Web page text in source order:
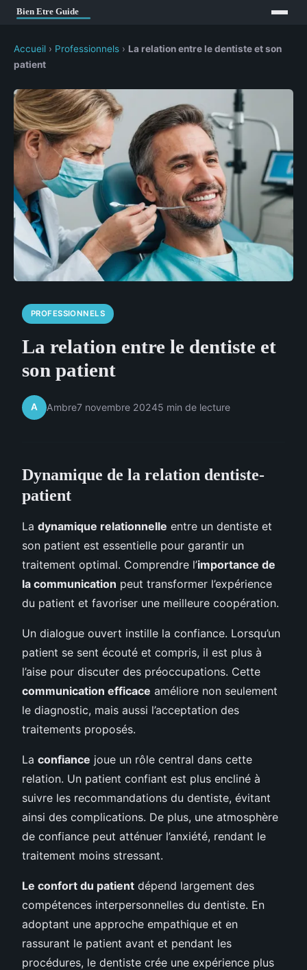
Accueil › Professionnels › La relation entre le dentiste et son
patient
PROFESSIONNELS
La relation entre le dentiste et
son patient
A Ambre7 novembre 20245 min de lecture
Dynamique de la relation dentiste-
patient
La dynamique relationnelle entre un dentiste et
son patient est essentielle pour garantir un
traitement optimal. Comprendre l’importance de
la communication peut transformer l’expérience
du patient et favoriser une meilleure coopération.
Un dialogue ouvert instille la confiance. Lorsqu’un
patient se sent écouté et compris, il est plus à
l’aise pour discuter des préoccupations. Cette
communication efficace améliore non seulement
le diagnostic, mais aussi l’acceptation des
traitements proposés.
La confiance joue un rôle central dans cette
relation. Un patient confiant est plus encliné à
suivre les recommandations du dentiste, évitant
ainsi des complications. De plus, une atmosphère
de confiance peut atténuer l’anxiété, rendant le
traitement moins stressant.
Le confort du patient dépend largement des
compétences interpersonnelles du dentiste. En
adoptant une approche empathique et en
rassurant le patient avant et pendant les
procédures, le dentiste crée une expérience plus